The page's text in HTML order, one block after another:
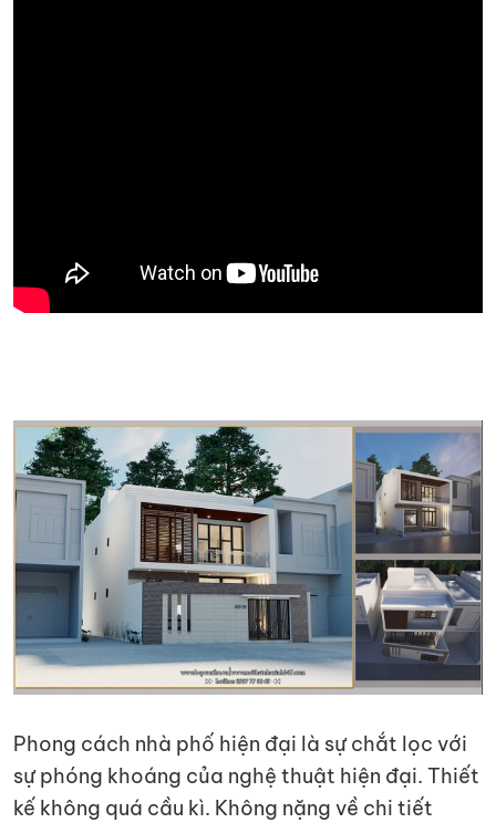
Phong cách nhà phố hiện đại là sự chắt lọc với
sự phóng khoáng của nghệ thuật hiện đại. Thiết
kế không quá cầu kì. Không nặng về chi tiết